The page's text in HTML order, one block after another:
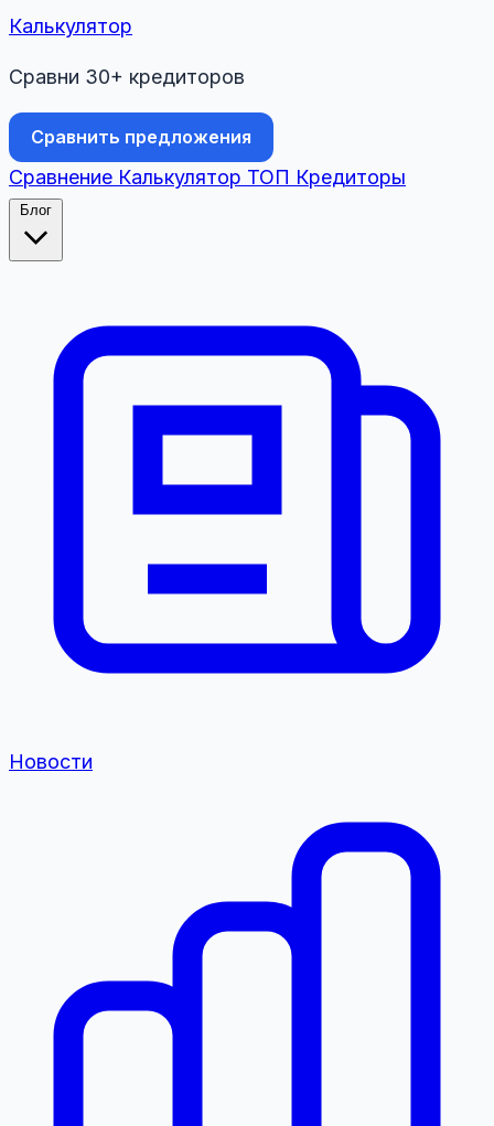
Калькулятор
Сравни 30+ кредиторов
Сравнить предложения
Сравнение Калькулятор ТОП Кредиторы
Новости